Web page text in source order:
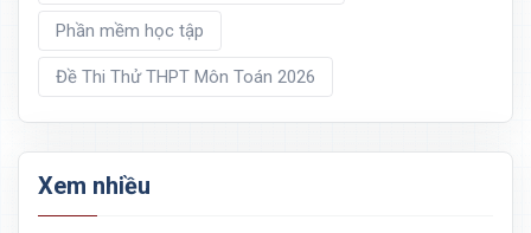
Phần mềm học tập
Đề Thi Thử THPT Môn Toán 2026
Xem nhiều